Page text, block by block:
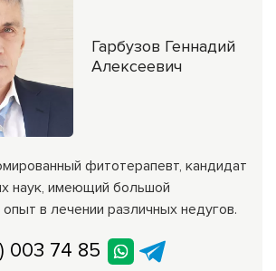
фитотерапевт, кандидат
наук, имеющий большой
опыт в лечении различных недугов.
003 74 85
Гарбузов Геннадий
Алексеевич